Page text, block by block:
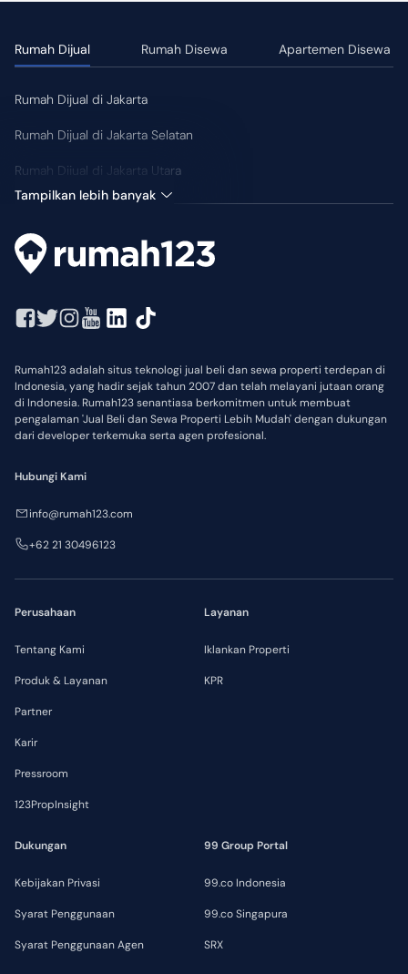
Rumah Dijual Rumah Disewa Apartemen Disewa
Rumah Dijual di Jakarta
Rumah Dijual di Jakarta Selatan
Rumah Dijual di Jakarta Utara
Tampilkan lebih banyak
Rumah123 adalah situs teknologi jual beli dan sewa properti terdepan di
Indonesia, yang hadir sejak tahun 2007 dan telah melayani jutaan orang
di Indonesia. Rumah123 senantiasa berkomitmen untuk membuat
pengalaman 'Jual Beli dan Sewa Properti Lebih Mudah' dengan dukungan
dari developer terkemuka serta agen profesional.
Perusahaan
Tentang Kami
Produk & Layanan
Partner
Karir
Pressroom
123PropInsight
Layanan
Iklankan Properti
KPR
Dukungan
Kebijakan Privasi
Syarat Penggunaan
Syarat Penggunaan Agen
99 Group Portal
99.co Indonesia
99.co Singapura
SRX
Hubungi Kami
info@rumah123.com
+62 21 30496123